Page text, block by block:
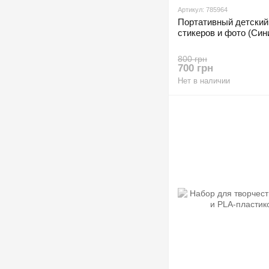
Артикул: 785964
Портативный
стикеров и фото
800 грн
700 грн
Нет в наличии